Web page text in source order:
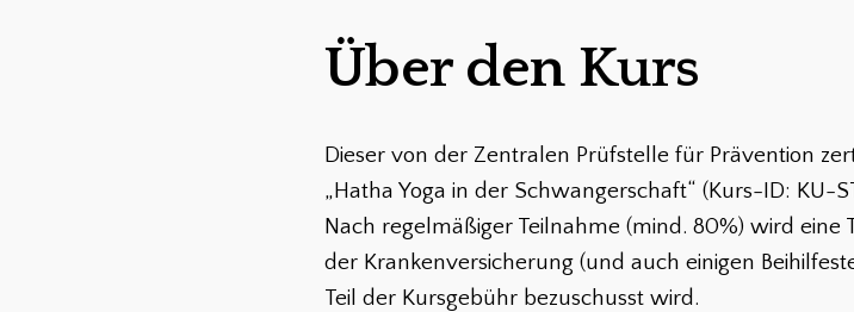
Über den Kurs
Dieser von der Zentralen Prüfstelle für Prävention
„Hatha Yoga in der Schwangerschaft“ (Kurs-ID: KU-
Nach regelmäßiger Teilnahme (mind. 80%) wird eine
der Krankenversicherung (und auch einigen
Teil der Kursgebühr bezuschusst wird.